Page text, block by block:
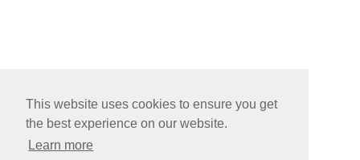
This website uses cookies to ensure you get
the best experience on our website.
Learn more